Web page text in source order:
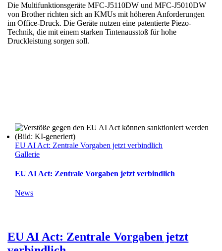
Die Multifunktionsgeräte MFC-J5110DW und MFC-J5010DW
von Brother richten sich an KMUs mit höheren Anforderungen
im Office-Druck. Die Geräte nutzen eine patentierte Piezo-
Technik, die mit einem starken Tintenausstoß für hohe
Druckleistung sorgen soll.
EU AI Act: Zentrale Vorgaben jetzt verbindlich
Gallerie
EU AI Act: Zentrale Vorgaben jetzt verbindlich
News
EU AI Act: Zentrale Vorgaben jetzt